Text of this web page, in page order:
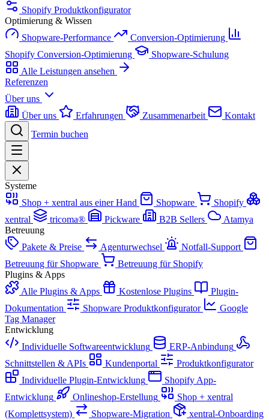
Shopify Produktkonfigurator
Optimierung & Wissen
Shopware-Performance
Conversion-Optimierung
Shopify Conversion-Optimierung
Shopware-Schulung
Alle Leistungen ansehen
Referenzen
Über uns
Über uns
Erfahrungen Zusammenarbeit
Kontakt
Termin buchen
Systeme
Shop + xentral aus einer Hand
Shopware
Shopify
xentral
tricoma® Pickware B2B Sellers
Atamya
Betreuung
Pakete & Preise
Agenturwechsel
Notfall-Support
Betreuung für Shopware
Betreuung für Shopify
Plugins & Apps
Alle Plugins & Apps
Kostenlose Plugins
Plugin-
Dokumentation
Shopware Produktkonfigurator
Google
Tag Manager
Entwicklung
Individuelle Softwareentwicklung
ERP-Anbindung
Schnittstellen & APIs
Kundenportal
Produktkonfigurator
Individuelle Plugin-Entwicklung
Shopify App-
Entwicklung
Onlineshop-Erstellung
Shop + xentral
(Komplettsystem)
Shopware-Migration
xentral-Onboarding